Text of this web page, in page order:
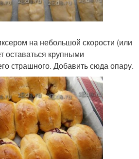
на небольшой скорости (или
оставаться крупными
страшного. Добавить сюда опару.